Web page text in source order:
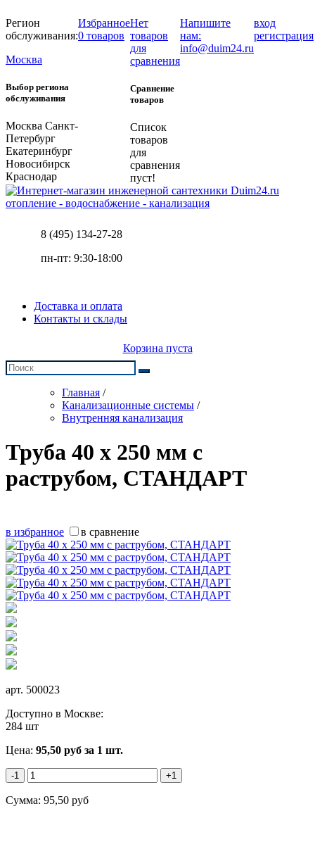
Регион
обслуживания:
Москва
Выбор региона
обслуживания
Москва Санкт-
Петербург
Екатеринбург
Новосибирск
Краснодар
Избранное
0 товаров
Нет
товаров
для
сравнения
Сравнение
товаров
Список
товаров
для
сравнения
пуст!
Напишите
нам:
info@duim24.ru
вход
регистрация
отопление - водоснабжение - канализация
8 (495) 134-27-28
пн-пт: 9:30-18:00
Доставка и оплата
Контакты и склады
Корзина пуста
Главная /
Канализационные системы /
Внутренняя канализация
Труба 40 х 250 мм с
раструбом, СТАНДАРТ
в избранное в сравнение
арт. 500023
Доступно в Москве:
284 шт
Цена: 95,50 руб за 1 шт.
-1 +1
Сумма: 95,50 руб